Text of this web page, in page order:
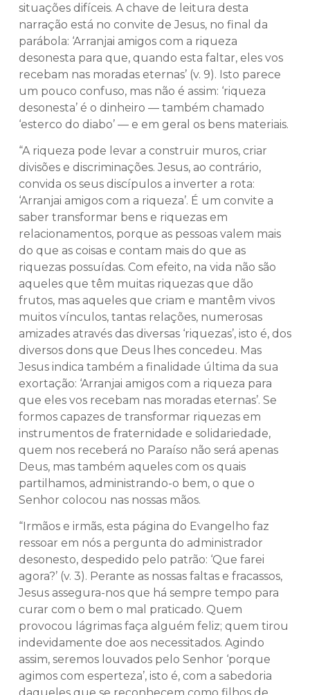
situações difíceis. A chave de leitura desta
narração está no convite de Jesus, no final da
parábola: ‘Arranjai amigos com a riqueza
desonesta para que, quando esta faltar, eles vos
recebam nas moradas eternas’ (v. 9). Isto parece
um pouco confuso, mas não é assim: ‘riqueza
desonesta’ é o dinheiro — também chamado
‘esterco do diabo’ — e em geral os bens materiais.
“A riqueza pode levar a construir muros, criar
divisões e discriminações. Jesus, ao contrário,
convida os seus discípulos a inverter a rota:
‘Arranjai amigos com a riqueza’. É um convite a
saber transformar bens e riquezas em
relacionamentos, porque as pessoas valem mais
do que as coisas e contam mais do que as
riquezas possuídas. Com efeito, na vida não são
aqueles que têm muitas riquezas que dão
frutos, mas aqueles que criam e mantêm vivos
muitos vínculos, tantas relações, numerosas
amizades através das diversas ‘riquezas’, isto é, dos
diversos dons que Deus lhes concedeu. Mas
Jesus indica também a finalidade última da sua
exortação: ‘Arranjai amigos com a riqueza para
que eles vos recebam nas moradas eternas’. Se
formos capazes de transformar riquezas em
instrumentos de fraternidade e solidariedade,
quem nos receberá no Paraíso não será apenas
Deus, mas também aqueles com os quais
partilhamos, administrando-o bem, o que o
Senhor colocou nas nossas mãos.
“Irmãos e irmãs, esta página do Evangelho faz
ressoar em nós a pergunta do administrador
desonesto, despedido pelo patrão: ‘Que farei
agora?’ (v. 3). Perante as nossas faltas e fracassos,
Jesus assegura-nos que há sempre tempo para
curar com o bem o mal praticado. Quem
provocou lágrimas faça alguém feliz; quem tirou
indevidamente doe aos necessitados. Agindo
assim, seremos louvados pelo Senhor ‘porque
agimos com esperteza’, isto é, com a sabedoria